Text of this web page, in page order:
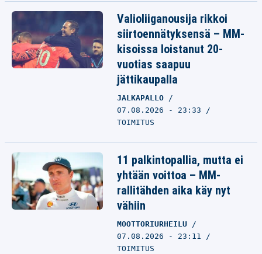
Valioliiganousija rikkoi
siirtoennätyksensä – MM-
kisoissa loistanut 20-
vuotias saapuu
jättikaupalla
JALKAPALLO
07.08.2026 - 23:33
TOIMITUS
11 palkintopallia, mutta ei
yhtään voittoa – MM-
rallitähden aika käy nyt
vähiin
MOOTTORIURHEILU
07.08.2026 - 23:11
TOIMITUS